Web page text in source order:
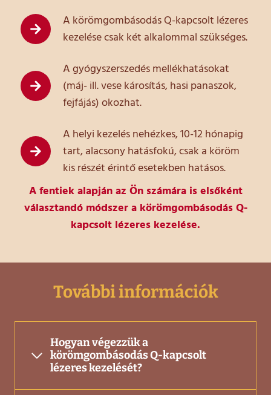
A körömgombásodás Q-kapcsolt lézeres
kezelése csak két alkalommal szükséges.
A gyógyszerszedés mellékhatásokat
(máj- ill. vese károsítás, hasi panaszok,
fejfájás) okozhat.
A helyi kezelés nehézkes, 10-12 hónapig
tart, alacsony hatásfokú, csak a köröm
kis részét érintő esetekben hatásos.
A fentiek alapján az Ön számára is elsőként
választandó módszer a körömgombásodás Q-
kapcsolt lézeres kezelése.
További információk
Hogyan végezzük a
körömgombásodás Q-kapcsolt
lézeres kezelését?